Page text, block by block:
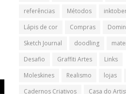
referências
Métodos
Lápis de cor
Compras
Sketch Journal
doodling
Desafio
Graffiti Artes
Links
Moleskines
Realismo lojas
Cadernos Criativos
Casa do